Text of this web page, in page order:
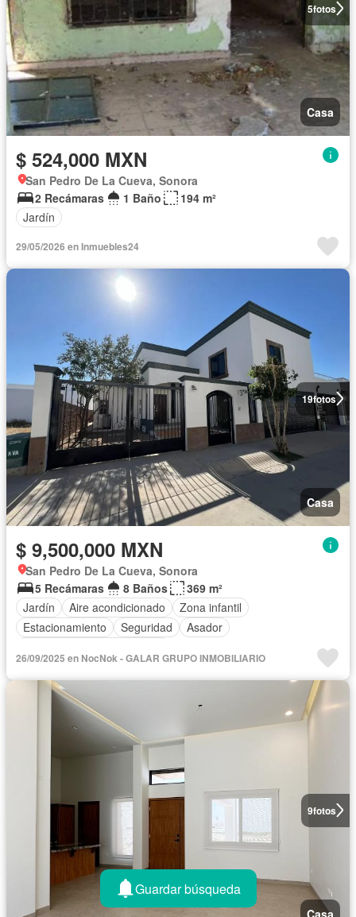
5fotos
Casa
$ 524,000 MXN
San Pedro De La Cueva, Sonora
2 Recámaras
1 Baño
194 m²
Jardín
29/05/2026 en Inmuebles24
19fotos
Casa
$ 9,500,000 MXN
San Pedro De La Cueva, Sonora
5 Recámaras
8 Baños
369 m²
Jardín
Aire acondicionado
Zona infantil
Estacionamiento
Seguridad
Asador
26/09/2025 en NocNok - GALAR GRUPO INMOBILIARIO
9fotos
Casa
Guardar búsqueda